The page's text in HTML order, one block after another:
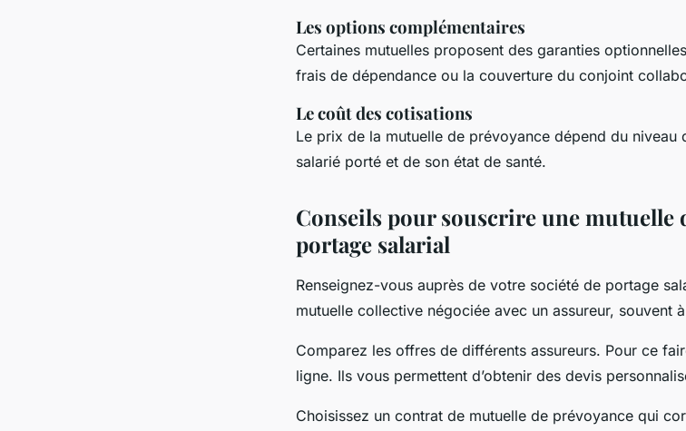
Les options complémentaires
Certaines mutuelles proposent des garanties
frais de dépendance ou la couverture du conjoint
Le coût des cotisations
Le prix de la mutuelle de prévoyance dépend du
salarié porté et de son état de santé.
Conseils pour souscrire une mutuelle
portage salarial
Renseignez-vous auprès de votre société de portage
mutuelle collective négociée avec un assureur, souvent
Comparez les offres de différents assureurs. Pour ce
ligne. Ils vous permettent d’obtenir des devis
Choisissez un contrat de mutuelle de prévoyance qui